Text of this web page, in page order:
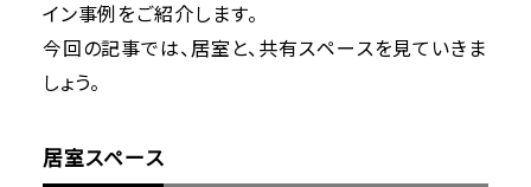
イン事例をご紹介します。
今回の記事では、居室と、共有スペースを見ていきま
しょう。
居室スペース